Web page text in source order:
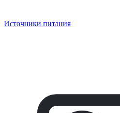
Источники питания